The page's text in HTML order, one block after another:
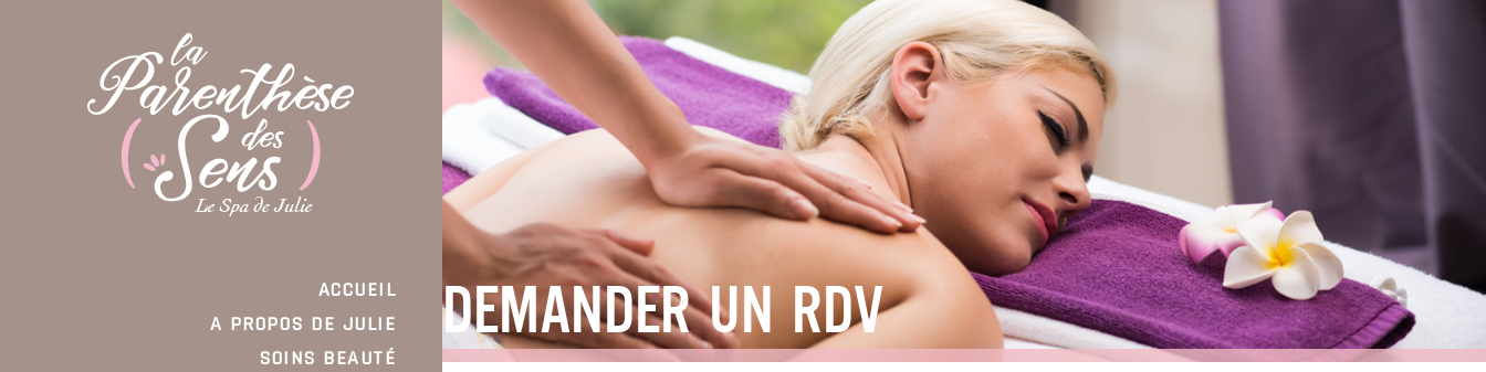
ACCUEIL
A PROPOS DE JULIE
SOINS BEAUTÉ
DEMANDER UN RDV